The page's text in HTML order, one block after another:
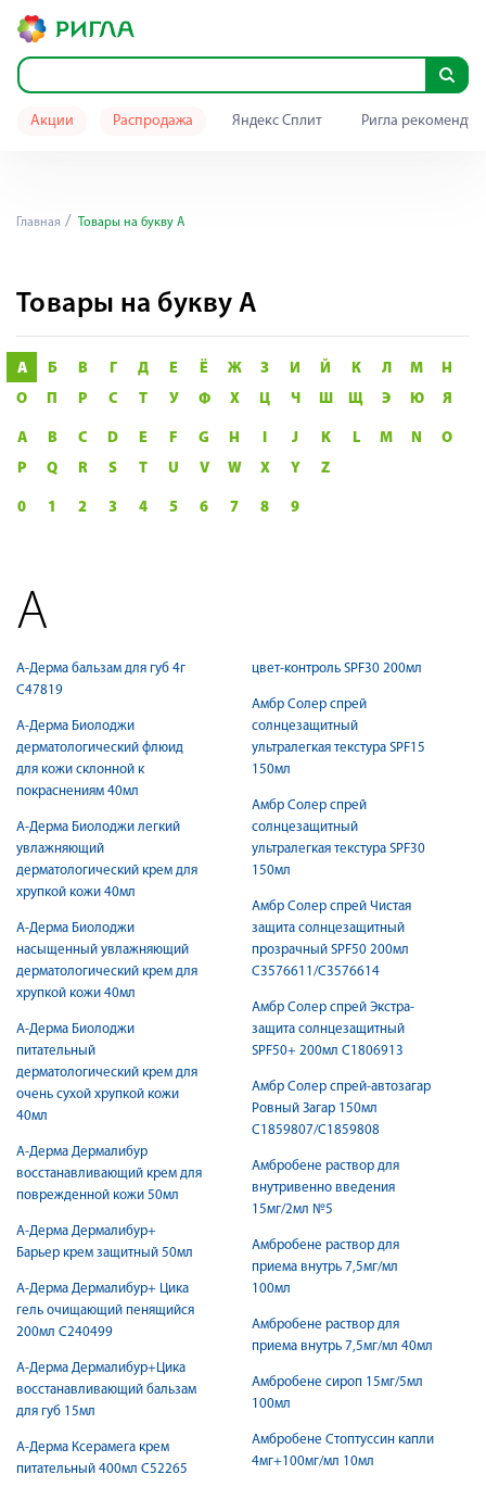
Акции Распродажа Яндекс Сплит Ригла
Главная Товары на букву А
Товары на букву А
А Б В Г Д Е Ё Ж З И Й К Л М
Н
О
П Р С Т У Ф Х Ц Ч Ш Щ Э Ю Я
A B C D E F G H I J K L M N
O
P
Q R S T U V W X Y Z
0 1 2 3 4 5 6 7 8 9
А
А-Дерма бальзам для губ 4г
С47819
А-Дерма Биолоджи
дерматологический флюид
для кожи склонной к
покраснениям 40мл
А-Дерма Биолоджи легкий
увлажняющий
дерматологический крем для
хрупкой кожи 40мл
А-Дерма Биолоджи
насыщенный увлажняющий
дерматологический крем для
хрупкой кожи 40мл
А-Дерма Биолоджи
питательный
дерматологический крем для
очень сухой хрупкой кожи
40мл
А-Дерма Дермалибур
восстанавливающий крем для
поврежденной кожи 50мл
А-Дерма Дермалибур+
Барьер крем защитный 50мл
А-Дерма Дермалибур+ Цика
гель очищающий пенящийся
200мл C240499
А-Дерма Дермалибур+Цика
восстанавливающий бальзам
для губ 15мл
А-Дерма Ксерамега крем
питательный 400мл С52265
цвет-контроль SPF30 200мл
Амбр Солер спрей
солнцезащитный
ультралегкая текстура SPF15
150мл
Амбр Солер спрей
солнцезащитный
ультралегкая текстура SPF30
150мл
Амбр Солер спрей Чистая
защита солнцезащитный
прозрачный SPF50 200мл
С3576611/С3576614
Амбр Солер спрей Экстра-
защита солнцезащитный
SPF50+ 200мл С1806913
Амбр Солер спрей-автозагар
Ровный Загар 150мл
С1859807/С1859808
Амбробене раствор для
внутривенно введения
15мг/2мл №5
Амбробене раствор для
приема внутрь 7,5мг/мл
100мл
Амбробене раствор для
приема внутрь 7,5мг/мл 40мл
Амбробене сироп 15мг/5мл
100мл
Амбробене Стоптуссин капли
4мг+100мг/мл 10мл